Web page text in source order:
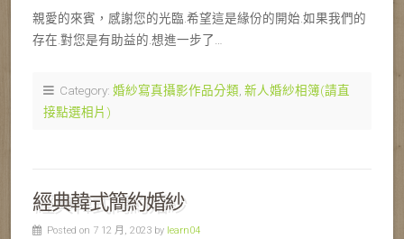
親愛的來賓，感謝您的光臨.希望這是緣份的開始.如果我們的
存在.對您是有助益的.想進一步了…
Category: 婚紗寫真攝影作品分類 新人婚紗相簿(請直
接點選相片)
經典韓式簡約婚紗
Posted on 7 12 月, 2023 by learn04